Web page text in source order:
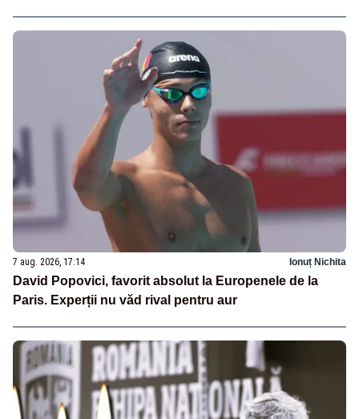
7 aug. 2026, 17:14 Ionuț Nichita
David Popovici, favorit absolut la Europenele de la
Paris. Experții nu văd rival pentru aur